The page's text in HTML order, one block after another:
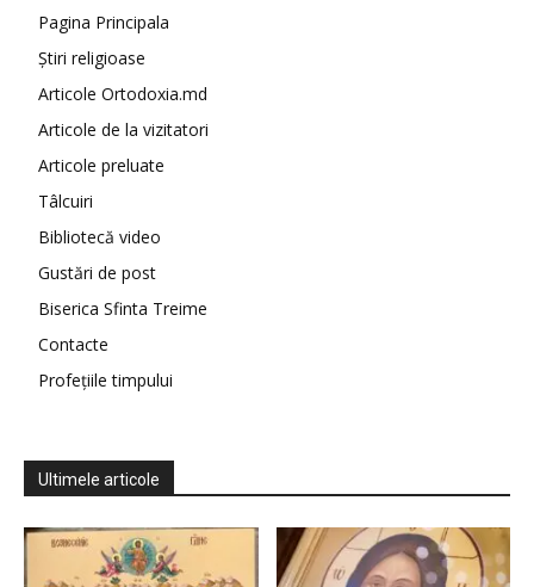
Pagina Principala
Știri religioase
Articole Ortodoxia.md
Articole de la vizitatori
Articole preluate
Tâlcuiri
Bibliotecă video
Gustări de post
Biserica Sfinta Treime
Contacte
Profețiile timpului
Ultimele articole